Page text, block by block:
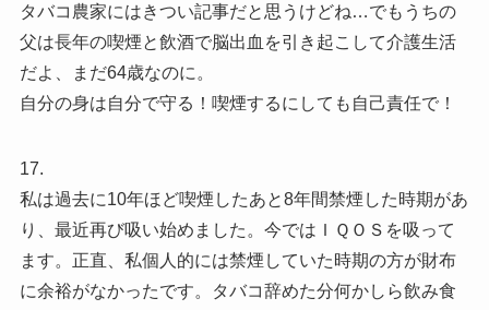
タバコ農家にはきつい記事だと思うけどね…でもうちの
父は長年の喫煙と飲酒で脳出血を引き起こして介護生活
だよ、まだ64歳なのに。
自分の身は自分で守る！喫煙するにしても自己責任で！
17.
私は過去に10年ほど喫煙したあと8年間禁煙した時期があ
り、最近再び吸い始めました。今ではＩＱＯＳを吸って
ます。正直、私個人的には禁煙していた時期の方が財布
に余裕がなかったです。タバコ辞めた分何かしら飲み食